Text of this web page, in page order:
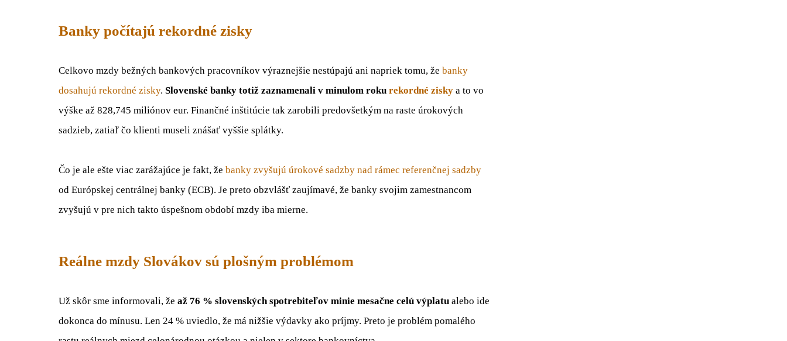
Banky počítajú rekordné zisky
Celkovo mzdy bežných bankových pracovníkov výraznejšie nestúpajú ani napriek tomu, že banky
dosahujú rekordné zisky. Slovenské banky totiž zaznamenali v minulom roku rekordné zisky a to vo
výške až 828,745 miliónov eur. Finančné inštitúcie tak zarobili predovšetkým na raste úrokových
sadzieb, zatiaľ čo klienti museli znášať vyššie splátky.
Čo je ale ešte viac zarážajúce je fakt, že banky zvyšujú úrokové sadzby nad rámec referenčnej sadzby
od Európskej centrálnej banky (ECB). Je preto obzvlášť zaujímavé, že banky svojim zamestnancom
zvyšujú v pre nich takto úspešnom období mzdy iba mierne.
Reálne mzdy Slovákov sú plošným problémom
Už skôr sme informovali, že až 76 % slovenských spotrebiteľov minie mesačne celú výplatu alebo ide
dokonca do mínusu. Len 24 % uviedlo, že má nižšie výdavky ako príjmy. Preto je problém pomalého